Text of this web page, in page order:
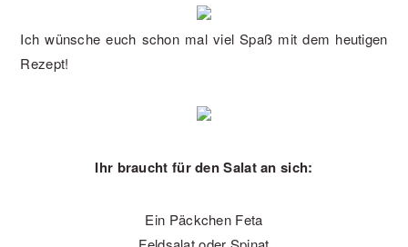
Ich wünsche euch schon mal viel Spaß mit dem heutigen
Rezept!
Ihr braucht für den Salat an sich:
Ein Päckchen Feta